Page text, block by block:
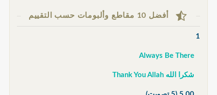
أفضل 10 مقاطع وألبومات حسب التقييم
1
Always Be There
شكرا الله Thank You Allah